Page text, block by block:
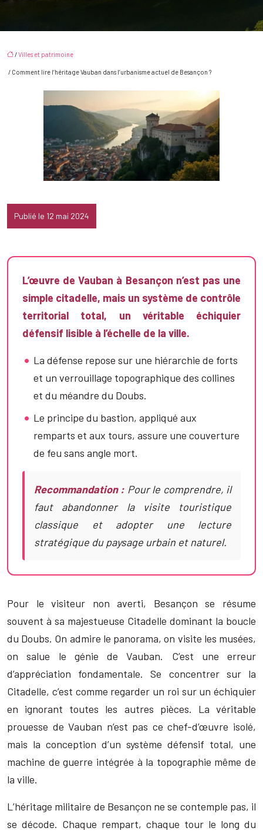
/Villes et patrimoine
/ Comment lire l’héritage Vauban dans l’urbanisme actuel de Besançon ?
Publié le 12 mai 2024
L’œuvre de Vauban à Besançon n’est pas une
simple citadelle, mais un système de contrôle
territorial total, un véritable échiquier
défensif lisible à l’échelle de la ville.
La défense repose sur une hiérarchie de forts
et un verrouillage topographique des collines
et du méandre du Doubs.
Le principe du bastion, appliqué aux
remparts et aux tours, assure une couverture
de feu sans angle mort.
Recommandation : Pour le comprendre, il
faut abandonner la visite touristique
classique et adopter une lecture
stratégique du paysage urbain et naturel.
Pour le visiteur non averti, Besançon se résume
souvent à sa majestueuse Citadelle dominant la boucle
du Doubs. On admire le panorama, on visite les musées,
on salue le génie de Vauban. C’est une erreur
d’appréciation fondamentale. Se concentrer sur la
Citadelle, c’est comme regarder un roi sur un échiquier
en ignorant toutes les autres pièces. La véritable
prouesse de Vauban n’est pas ce chef-d’œuvre isolé,
mais la conception d’un système défensif total, une
machine de guerre intégrée à la topographie même de
la ville.
L’héritage militaire de Besançon ne se contemple pas, il
se décode. Chaque rempart, chaque tour le long du